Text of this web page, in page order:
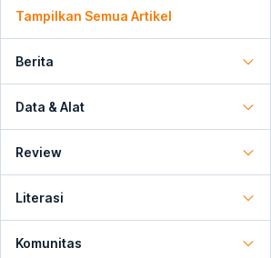
Tampilkan Semua Artikel
Berita
Data & Alat
Review
Literasi
Komunitas